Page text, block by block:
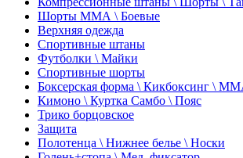
Шорты ММА \ Боевые
Верхняя одежда
Спортивные штаны
Футболки \ Майки
Спортивные шорты
Боксерская форма \ Кикбоксинг \
Кимоно \ Куртка Самбо \ Пояс
Трико борцовское
Защита
Полотенца \ Нижнее белье \ Носки